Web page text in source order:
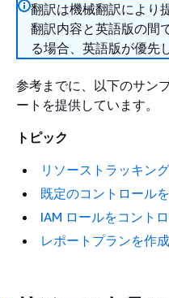
翻訳は機械翻訳により
翻訳内容と英語版の間
る場合、英語版が優先
参考までに、以下のサン
ートを提供しています。
トピック
リソーストラッキン
既定のコントロール
IAM ロールをコント
レポートプランを作成